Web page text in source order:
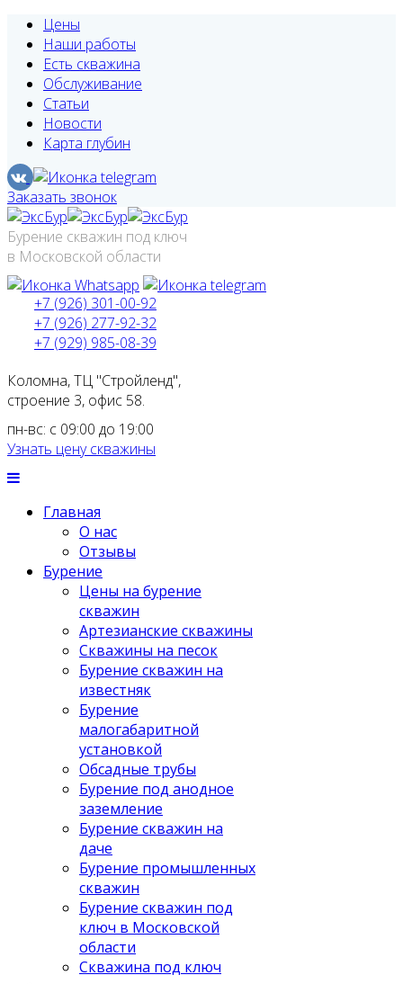
Цены
Наши работы
Есть скважина
Обслуживание
Статьи
Новости
Карта глубин
Заказать звонок
Бурение скважин под ключ
в Московской области
+7 (926) 301-00-92
+7 (926) 277-92-32
+7 (929) 985-08-39
Коломна, ТЦ "Стройленд",
строение 3, офис 58.
пн-вс: с 09:00 до 19:00
Узнать цену скважины
Главная
О нас
Отзывы
Бурение
Цены на бурение
скважин
Артезианские скважины
Скважины на песок
Бурение скважин на
известняк
Бурение
малогабаритной
установкой
Обсадные трубы
Бурение под анодное
заземление
Бурение скважин на
даче
Бурение промышленных
скважин
Бурение скважин под
ключ в Московской
области
Скважина под ключ